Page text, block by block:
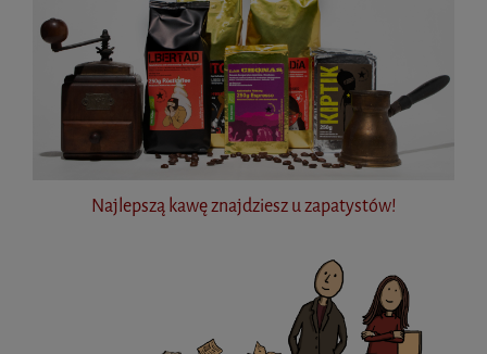
Najlepszą kawę znajdziesz u zapatystów!